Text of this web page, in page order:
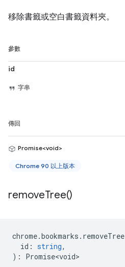
移除書籤或空白書籤資料夾。
參數
id
字串
傳回
Promise<void>
Chrome 90 以上版本
removeTree()
chrome.bookmarks . removeTree
id : string,
) : Promise<void>